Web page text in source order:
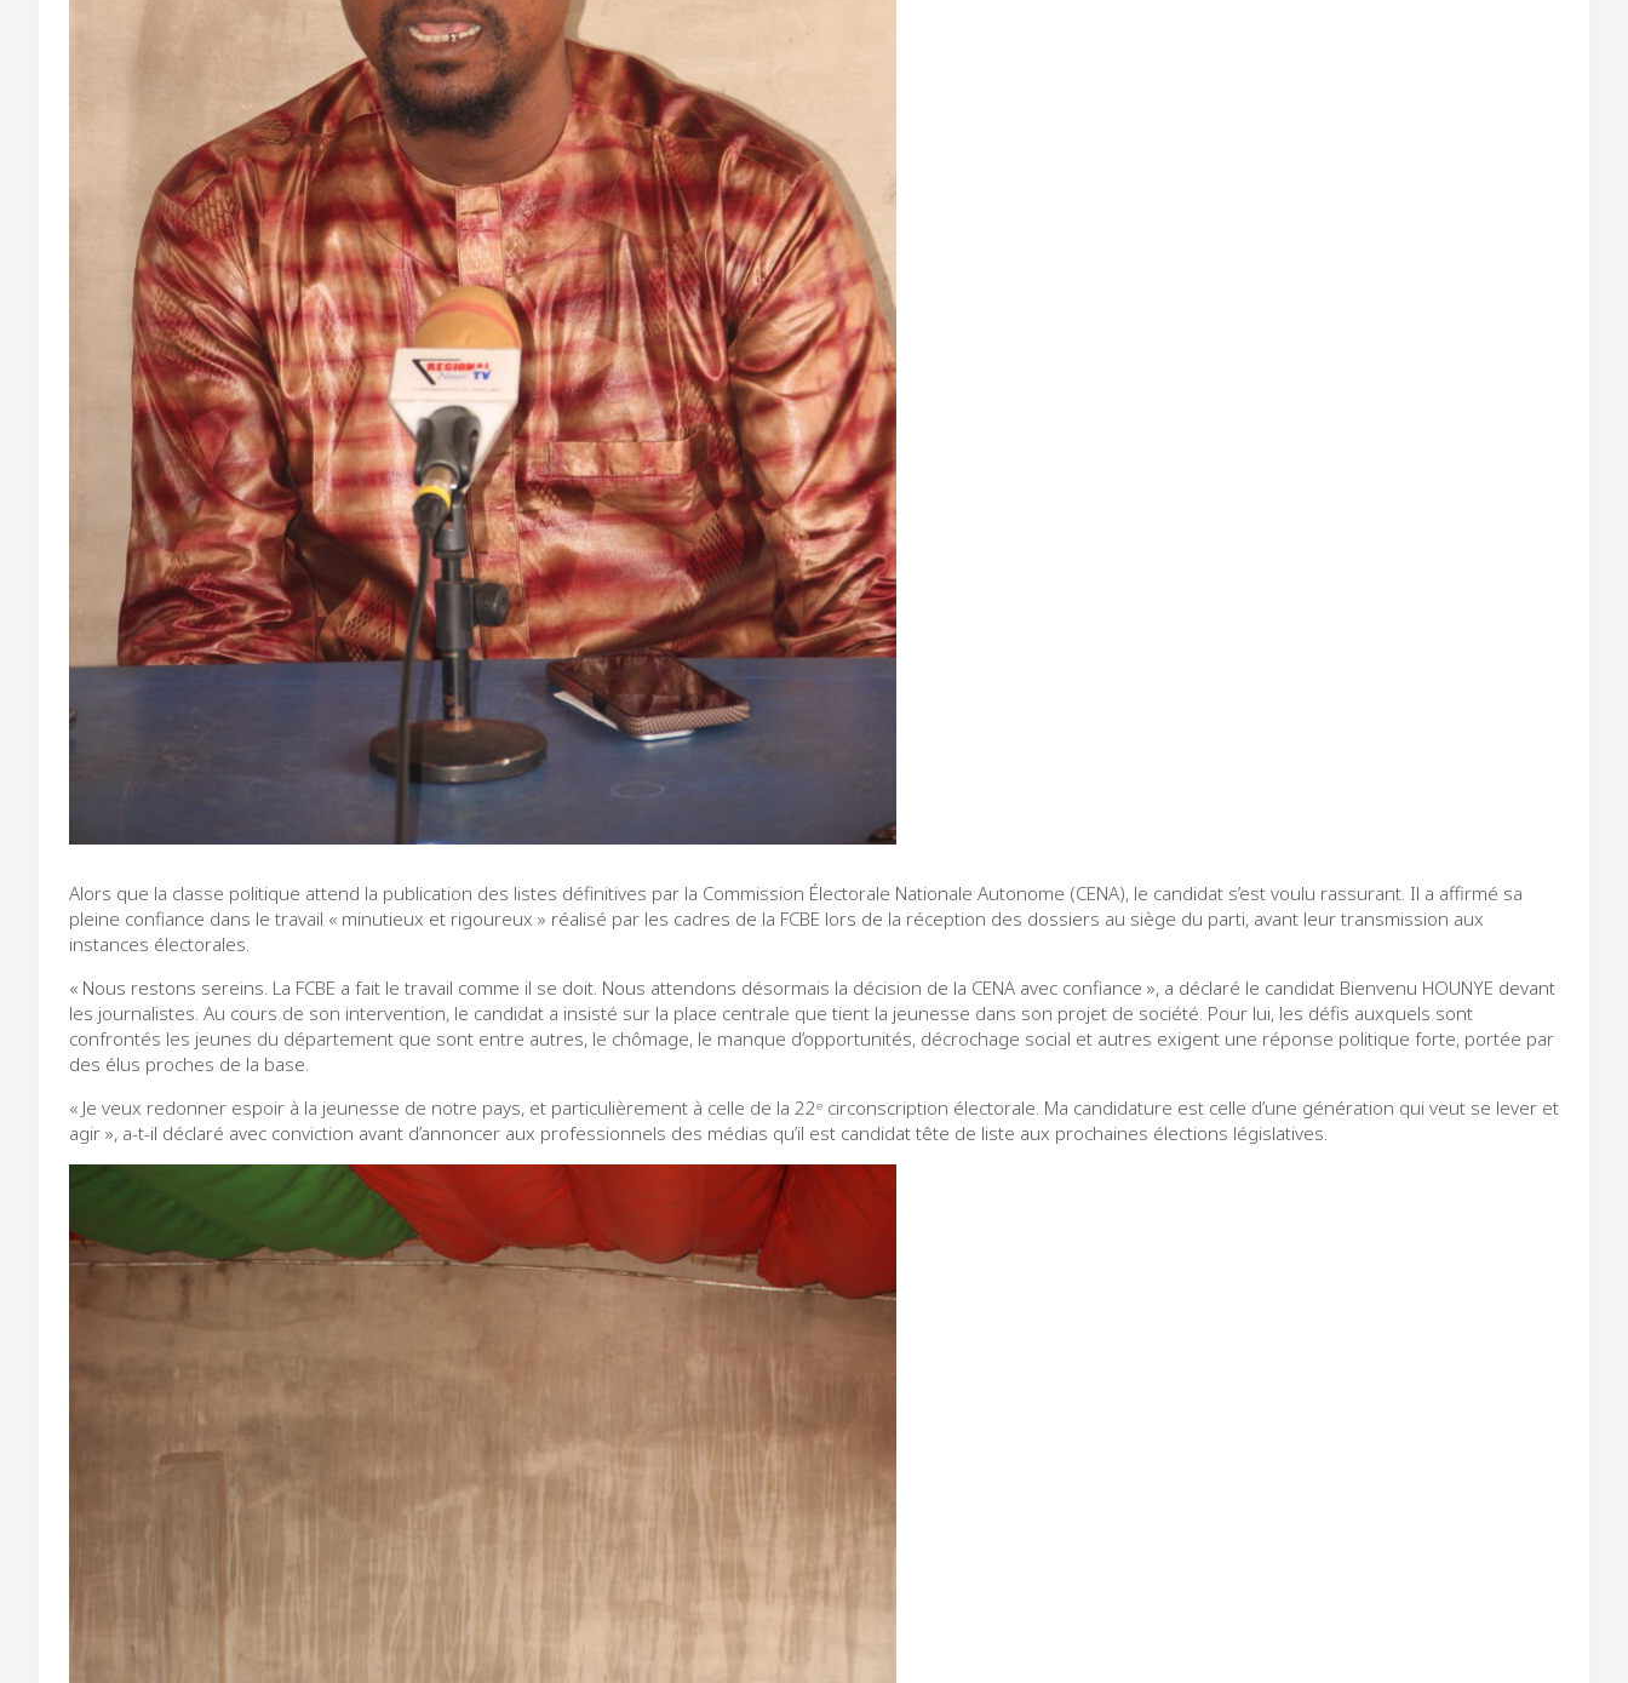
Alors que la classe politique attend la publication des listes définitives par la Commission Électorale Nationale Autonome (CENA), le candidat s’est voulu rassurant. Il a affirmé sa
pleine confiance dans le travail « minutieux et rigoureux » réalisé par les cadres de la FCBE lors de la réception des dossiers au siège du parti, avant leur transmission aux
instances électorales.
« Nous restons sereins. La FCBE a fait le travail comme il se doit. Nous attendons désormais la décision de la CENA avec confiance », a déclaré le candidat Bienvenu HOUNYE devant
les journalistes. Au cours de son intervention, le candidat a insisté sur la place centrale que tient la jeunesse dans son projet de société. Pour lui, les défis auxquels sont
confrontés les jeunes du département que sont entre autres, le chômage, le manque d’opportunités, décrochage social et autres exigent une réponse politique forte, portée par
des élus proches de la base.
« Je veux redonner espoir à la jeunesse de notre pays, et particulièrement à celle de la 22ᵉ circonscription électorale. Ma candidature est celle d’une génération qui veut se lever et
agir », a-t-il déclaré avec conviction avant d’annoncer aux professionnels des médias qu’il est candidat tête de liste aux prochaines élections législatives.